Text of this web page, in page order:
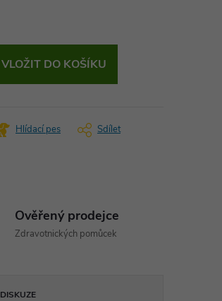
VLOŽIT DO KOŠÍKU
Hlídací pes Sdílet
Ověřený prodejce
Zdravotnických pomůcek
DISKUZE